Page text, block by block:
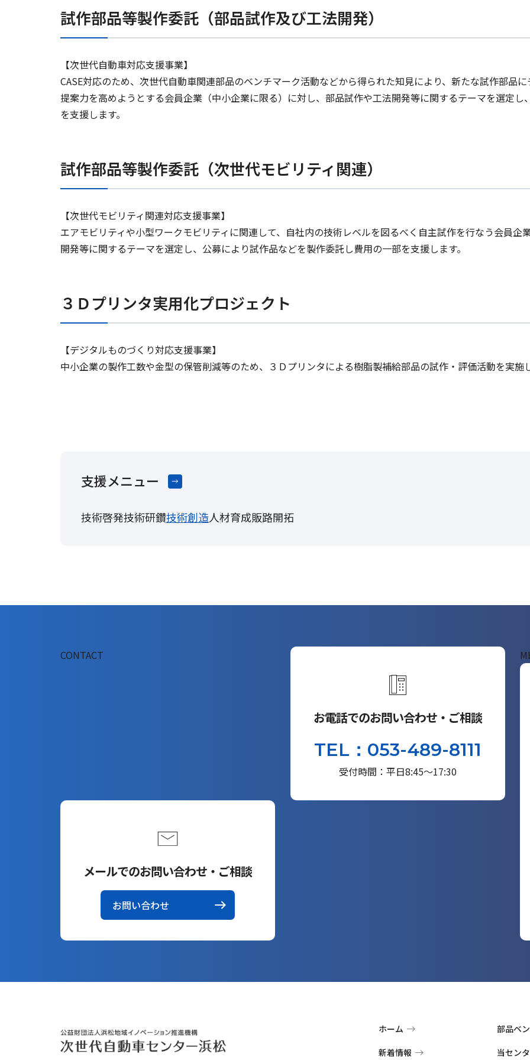
試作部品等製作委託（部品試作及び工法開発）
【次世代自動車対応支援事業】
CASE対応のため、次世代自動車関連部品のベンチマーク活動などから得られた知見により、新たな試作部品
提案力を高めようとする会員企業（中小企業に限る）に対し、部品試作や工法開発等に関するテーマを選定
を支援します。
試作部品等製作委託（次世代モビリティ関連）
【次世代モビリティ関連対応支援事業】
エアモビリティや小型ワークモビリティに関連して、自社内の技術レベルを図るべく自主試作を行なう会員
開発等に関するテーマを選定し、公募により試作品などを製作委託し費用の一部を支援します。
３Ｄプリンタ実用化プロジェクト
【デジタルものづくり対応支援事業】
中小企業の製作工数や金型の保管削減等のため、３Ｄプリンタによる樹脂製補給部品の試作・評価活動を実施
支援メニュー
技術啓発技術研鑽技術創造人材育成販路開拓
CONTACT
お電話でのお問い合わせ・ご相談
TEL：053-489-8111
受付時間：平日8:45～17:30
メールでのお問い合わせ・ご相談
お問い合わせ
ホーム
新着情報
部品ベ
当セン